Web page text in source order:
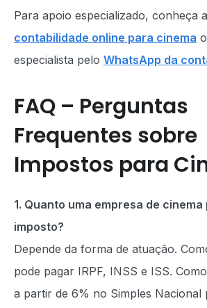
Para apoio especializado, conheça
contabilidade online para cinema
especialista pelo WhatsApp da
FAQ – Perguntas
Frequentes sobre
Impostos para
1. Quanto uma empresa de cinema
imposto?
Depende da forma de atuação.
pode pagar IRPF, INSS e ISS.
a partir de 6% no Simples